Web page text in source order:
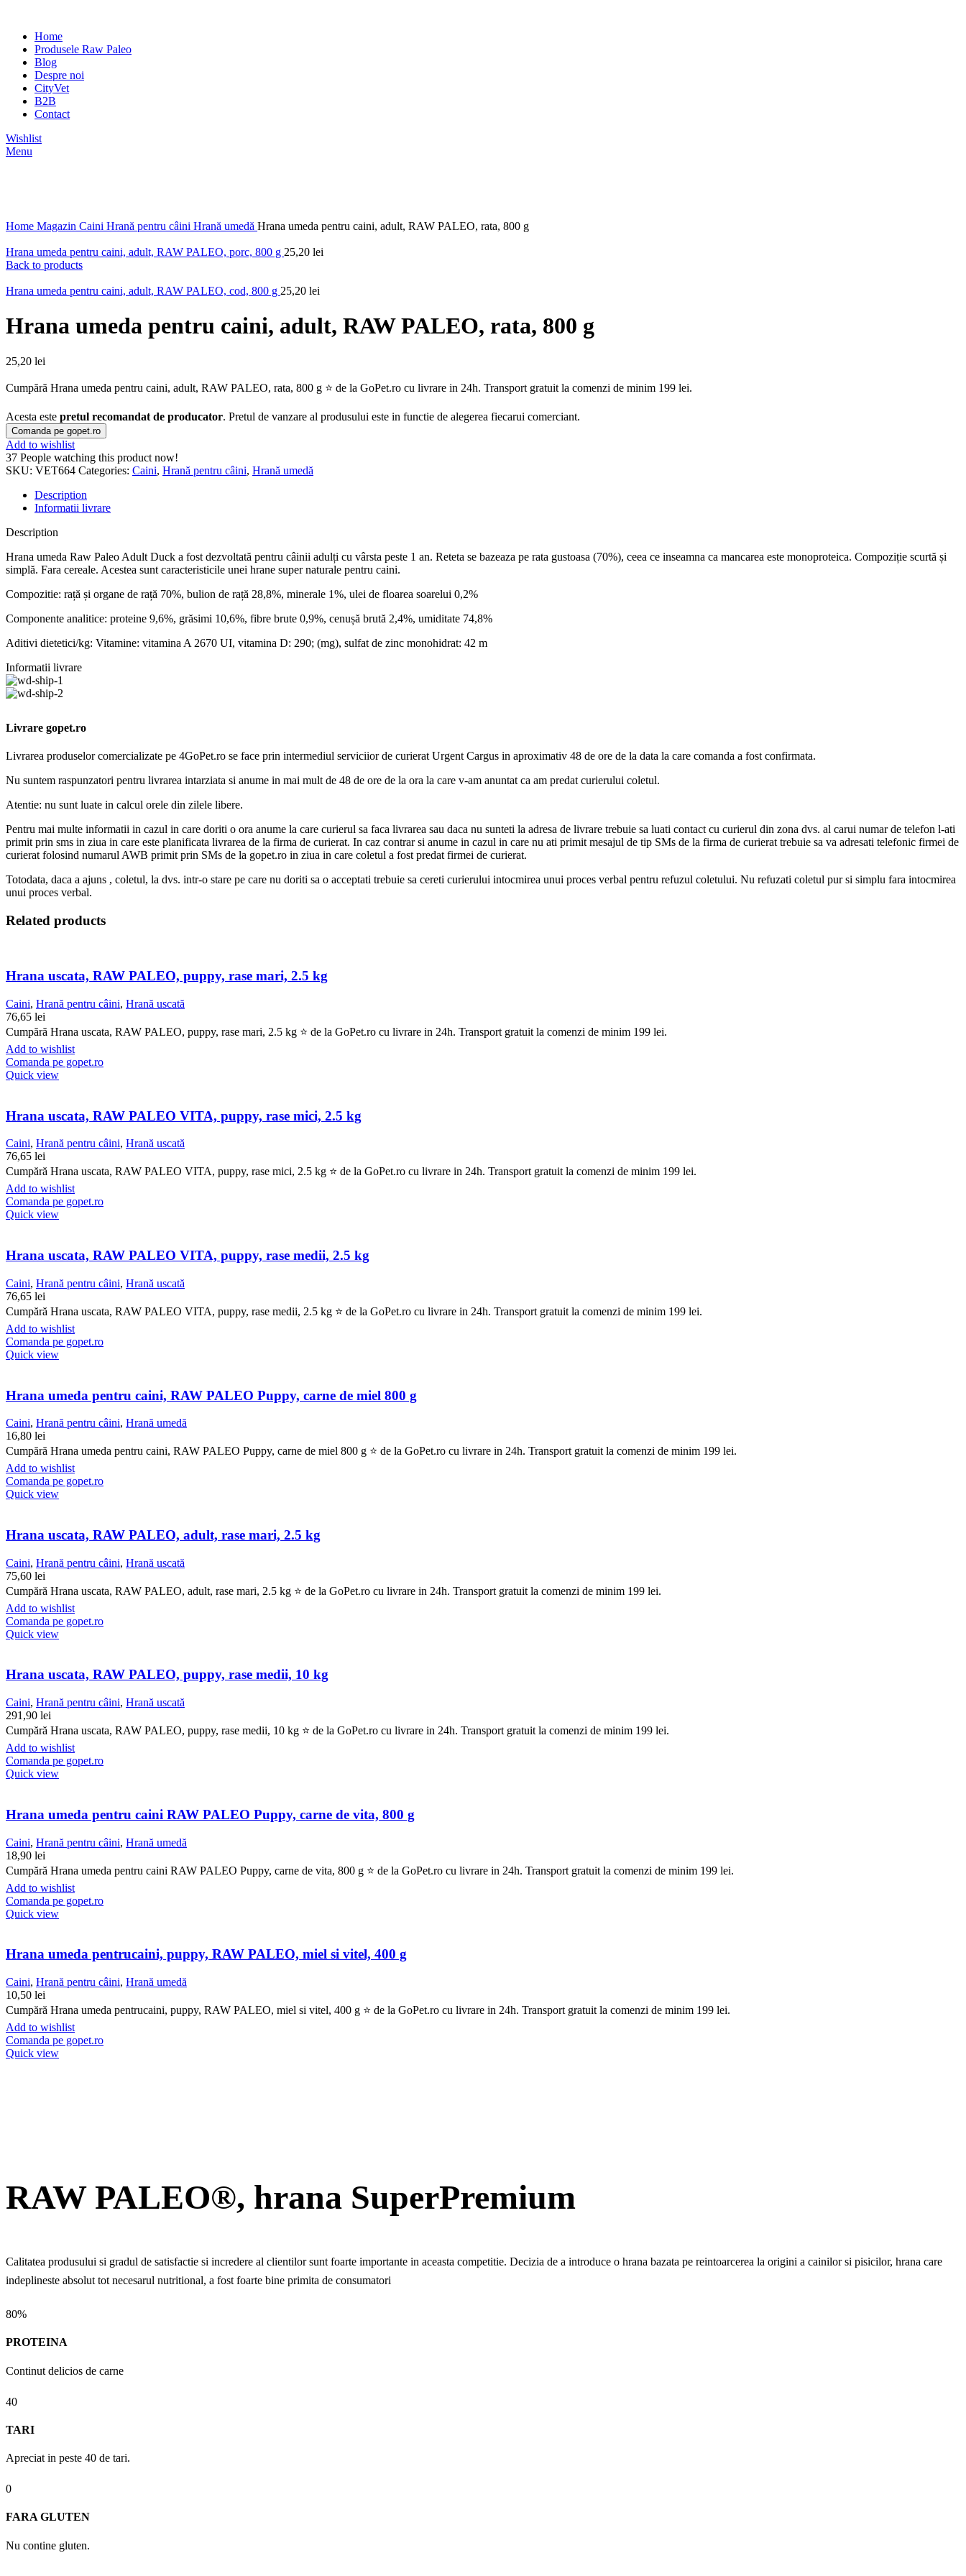
Home
Produsele Raw Paleo
Blog
Despre noi
CityVet
B2B
Contact
Wishlist
Menu
Home Magazin Caini Hrană pentru câini Hrană umedă Hrana umeda pentru caini, adult, RAW PALEO, rata, 800 g
Hrana umeda pentru caini, adult, RAW PALEO, porc, 800 g 25,20 lei
Back to products
Hrana umeda pentru caini, adult, RAW PALEO, cod, 800 g 25,20 lei
Hrana umeda pentru caini, adult, RAW PALEO, rata, 800 g
25,20 lei
Cumpără Hrana umeda pentru caini, adult, RAW PALEO, rata, 800 g ⭐ de la GoPet.ro cu livrare in 24h. Transport gratuit la comenzi de minim 199 lei.
Acesta este pretul recomandat de producator. Pretul de vanzare al produsului este in functie de alegerea fiecarui comerciant.
Comanda pe gopet.ro
Add to wishlist
37 People watching this product now!
SKU: VET664 Categories: Caini, Hrană pentru câini, Hrană umedă
Description
Informatii livrare
Description
Hrana umeda Raw Paleo Adult Duck a fost dezvoltată pentru câinii adulți cu vârsta peste 1 an. Reteta se bazeaza pe rata gustoasa (70%), ceea ce inseamna ca mancarea este monoproteica. Compoziție scurtă și
simplă. Fara cereale. Acestea sunt caracteristicile unei hrane super naturale pentru caini.
Compozitie: rață și organe de rață 70%, bulion de rață 28,8%, minerale 1%, ulei de floarea soarelui 0,2%
Componente analitice: proteine ​​9,6%, grăsimi 10,6%, fibre brute 0,9%, cenușă brută 2,4%, umiditate 74,8%
Aditivi dietetici/kg: Vitamine: vitamina A 2670 UI, vitamina D: 290; (mg), sulfat de zinc monohidrat: 42 m
Informatii livrare
Livrare gopet.ro
Livrarea produselor comercializate pe 4GoPet.ro se face prin intermediul serviciior de curierat Urgent Cargus in aproximativ 48 de ore de la data la care comanda a fost confirmata.
Nu suntem raspunzatori pentru livrarea intarziata si anume in mai mult de 48 de ore de la ora la care v-am anuntat ca am predat curierului coletul.
Atentie: nu sunt luate in calcul orele din zilele libere.
Pentru mai multe informatii in cazul in care doriti o ora anume la care curierul sa faca livrarea sau daca nu sunteti la adresa de livrare trebuie sa luati contact cu curierul din zona dvs. al carui numar de telefon l-ati
primit prin sms in ziua in care este planificata livrarea de la firma de curierat. In caz contrar si anume in cazul in care nu ati primit mesajul de tip SMs de la firma de curierat trebuie sa va adresati telefonic firmei de
curierat folosind numarul AWB primit prin SMs de la gopet.ro in ziua in care coletul a fost predat firmei de curierat.
Totodata, daca a ajuns , coletul, la dvs. intr-o stare pe care nu doriti sa o acceptati trebuie sa cereti curierului intocmirea unui proces verbal pentru refuzul coletului. Nu refuzati coletul pur si simplu fara intocmirea
unui proces verbal.
Related products
Hrana uscata, RAW PALEO, puppy, rase mari, 2.5 kg
Caini, Hrană pentru câini, Hrană uscată
76,65 lei
Cumpără Hrana uscata, RAW PALEO, puppy, rase mari, 2.5 kg ⭐ de la GoPet.ro cu livrare in 24h. Transport gratuit la comenzi de minim 199 lei.
Add to wishlist
Comanda pe gopet.ro
Quick view
Hrana uscata, RAW PALEO VITA, puppy, rase mici, 2.5 kg
Caini, Hrană pentru câini, Hrană uscată
76,65 lei
Cumpără Hrana uscata, RAW PALEO VITA, puppy, rase mici, 2.5 kg ⭐ de la GoPet.ro cu livrare in 24h. Transport gratuit la comenzi de minim 199 lei.
Add to wishlist
Comanda pe gopet.ro
Quick view
Hrana uscata, RAW PALEO VITA, puppy, rase medii, 2.5 kg
Caini, Hrană pentru câini, Hrană uscată
76,65 lei
Cumpără Hrana uscata, RAW PALEO VITA, puppy, rase medii, 2.5 kg ⭐ de la GoPet.ro cu livrare in 24h. Transport gratuit la comenzi de minim 199 lei.
Add to wishlist
Comanda pe gopet.ro
Quick view
Hrana umeda pentru caini, RAW PALEO Puppy, carne de miel 800 g
Caini, Hrană pentru câini, Hrană umedă
16,80 lei
Cumpără Hrana umeda pentru caini, RAW PALEO Puppy, carne de miel 800 g ⭐ de la GoPet.ro cu livrare in 24h. Transport gratuit la comenzi de minim 199 lei.
Add to wishlist
Comanda pe gopet.ro
Quick view
Hrana uscata, RAW PALEO, adult, rase mari, 2.5 kg
Caini, Hrană pentru câini, Hrană uscată
75,60 lei
Cumpără Hrana uscata, RAW PALEO, adult, rase mari, 2.5 kg ⭐ de la GoPet.ro cu livrare in 24h. Transport gratuit la comenzi de minim 199 lei.
Add to wishlist
Comanda pe gopet.ro
Quick view
Hrana uscata, RAW PALEO, puppy, rase medii, 10 kg
Caini, Hrană pentru câini, Hrană uscată
291,90 lei
Cumpără Hrana uscata, RAW PALEO, puppy, rase medii, 10 kg ⭐ de la GoPet.ro cu livrare in 24h. Transport gratuit la comenzi de minim 199 lei.
Add to wishlist
Comanda pe gopet.ro
Quick view
Hrana umeda pentru caini RAW PALEO Puppy, carne de vita, 800 g
Caini, Hrană pentru câini, Hrană umedă
18,90 lei
Cumpără Hrana umeda pentru caini RAW PALEO Puppy, carne de vita, 800 g ⭐ de la GoPet.ro cu livrare in 24h. Transport gratuit la comenzi de minim 199 lei.
Add to wishlist
Comanda pe gopet.ro
Quick view
Hrana umeda pentrucaini, puppy, RAW PALEO, miel si vitel, 400 g
Caini, Hrană pentru câini, Hrană umedă
10,50 lei
Cumpără Hrana umeda pentrucaini, puppy, RAW PALEO, miel si vitel, 400 g ⭐ de la GoPet.ro cu livrare in 24h. Transport gratuit la comenzi de minim 199 lei.
Add to wishlist
Comanda pe gopet.ro
Quick view
RAW PALEO®, hrana SuperPremium
Calitatea produsului si gradul de satisfactie si incredere al clientilor sunt foarte importante in aceasta competitie. Decizia de a introduce o hrana bazata pe reintoarcerea la origini a cainilor si pisicilor, hrana care
indeplineste absolut tot necesarul nutritional, a fost foarte bine primita de consumatori
80%
PROTEINA
Continut delicios de carne
40
TARI
Apreciat in peste 40 de tari.
0
FARA GLUTEN
Nu contine gluten.